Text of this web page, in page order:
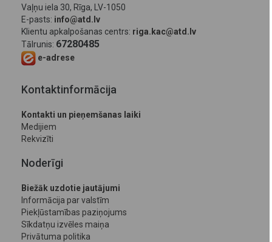
Vaļņu iela 30, Rīga, LV-1050
E-pasts: info@atd.lv
Klientu apkalpošanas centrs: riga.kac@atd.lv
Tālrunis: 67280485
e-adrese
Kontaktinformācija
Kontakti un pieņemšanas laiki
Medijiem
Rekvizīti
Noderīgi
Biežāk uzdotie jautājumi
Informācija par valstīm
Piekļūstamības paziņojums
Sīkdatņu izvēles maiņa
Privātuma politika